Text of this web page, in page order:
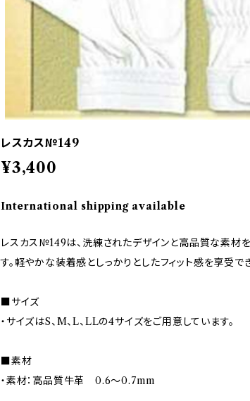
レスカス№149
¥3,400
International shipping available
レスカス№149は、洗練されたデザインと高品質な素材
す。軽やかな装着感としっかりとしたフィット感を享受でき
■サイズ
・サイズはS、M、L、LLの4サイズをご用意しています。
■素材
・素材：高品質牛革 0.6～0.7mm